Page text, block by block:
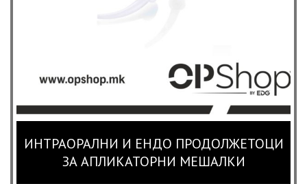
ИНТРАОРАЛНИ И ЕНДО ПРОДОЛЖЕТОЦИ
ЗА АПЛИКАТОРНИ МЕШАЛКИ